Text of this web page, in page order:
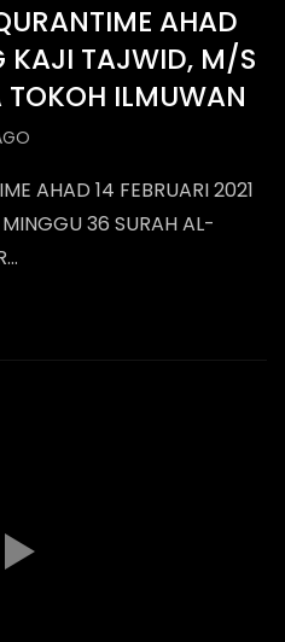
AHAD
KAJI TAJWID, M/S
ILMUWAN
AHAD 14 FEBRUARI 2021
36 SURAH AL-